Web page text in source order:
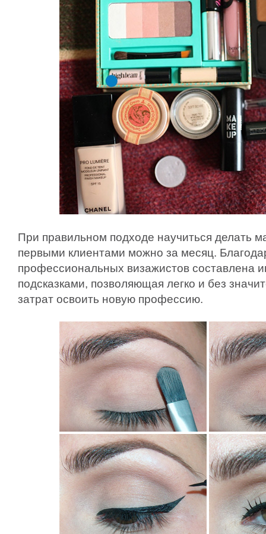
При правильном подходе научиться делать
первыми клиентами можно за месяц.
профессиональных визажистов составлена
подсказками, позволяющая легко и без
затрат освоить новую профессию.